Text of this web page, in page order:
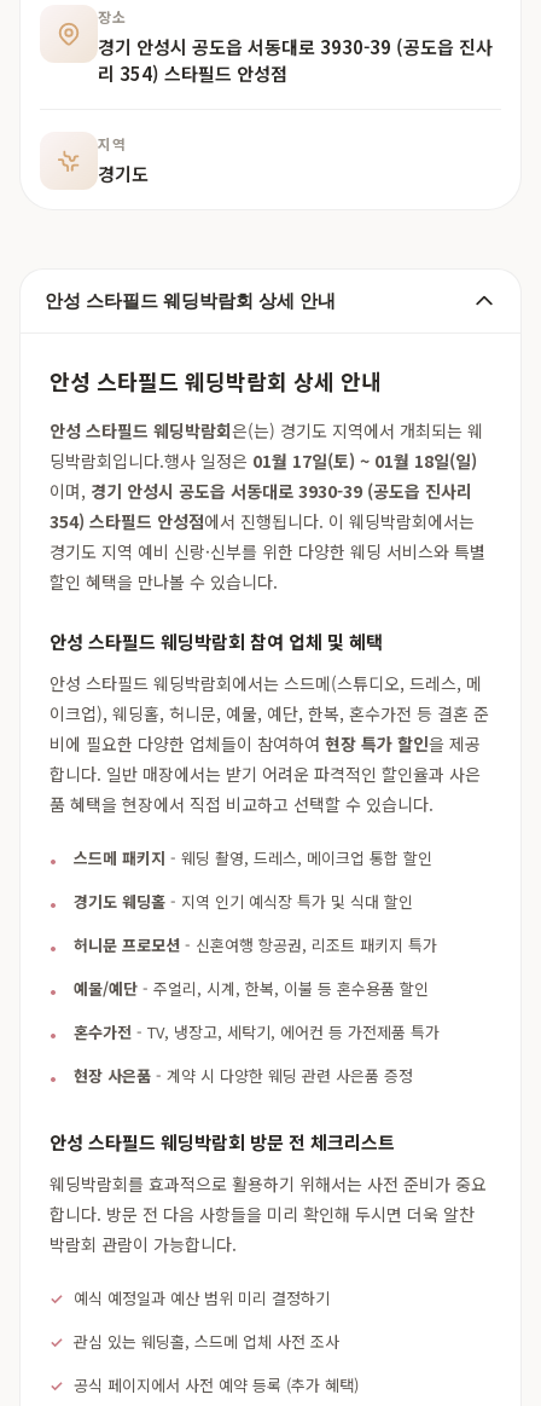
장소
경기 안성시 공도읍 서동대로 3930-39 (공도읍 진사
리 354) 스타필드 안성점
지역
경기도
안성 스타필드 웨딩박람회 상세 안내
안성 스타필드 웨딩박람회 상세 안내
안성 스타필드 웨딩박람회은(는) 경기도 지역에서 개최되는 웨
딩박람회입니다.행사 일정은 01월 17일(토) ~ 01월 18일(일)
이며, 경기 안성시 공도읍 서동대로 3930-39 (공도읍 진사리
354) 스타필드 안성점에서 진행됩니다. 이 웨딩박람회에서는
경기도 지역 예비 신랑·신부를 위한 다양한 웨딩 서비스와 특별
할인 혜택을 만나볼 수 있습니다.
안성 스타필드 웨딩박람회 참여 업체 및 혜택
안성 스타필드 웨딩박람회에서는 스드메(스튜디오, 드레스, 메
이크업), 웨딩홀, 허니문, 예물, 예단, 한복, 혼수가전 등 결혼 준
비에 필요한 다양한 업체들이 참여하여 현장 특가 할인을 제공
합니다. 일반 매장에서는 받기 어려운 파격적인 할인율과 사은
품 혜택을 현장에서 직접 비교하고 선택할 수 있습니다.
스드메 패키지 - 웨딩 촬영, 드레스, 메이크업 통합 할인
경기도 웨딩홀 - 지역 인기 예식장 특가 및 식대 할인
허니문 프로모션 - 신혼여행 항공권, 리조트 패키지 특가
예물/예단 - 주얼리, 시계, 한복, 이불 등 혼수용품 할인
혼수가전 - TV, 냉장고, 세탁기, 에어컨 등 가전제품 특가
현장 사은품 - 계약 시 다양한 웨딩 관련 사은품 증정
안성 스타필드 웨딩박람회 방문 전 체크리스트
웨딩박람회를 효과적으로 활용하기 위해서는 사전 준비가 중요
합니다. 방문 전 다음 사항들을 미리 확인해 두시면 더욱 알찬
박람회 관람이 가능합니다.
예식 예정일과 예산 범위 미리 결정하기
관심 있는 웨딩홀, 스드메 업체 사전 조사
공식 페이지에서 사전 예약 등록 (추가 혜택)